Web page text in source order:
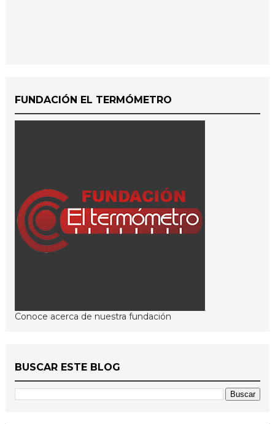
FUNDACIÓN EL TERMÓMETRO
Conoce acerca de nuestra fundación
BUSCAR ESTE BLOG